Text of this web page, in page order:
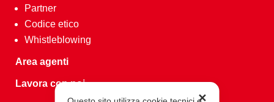
Partner
Codice etico
Whistleblowing
Area agenti
Lavora con noi
✕